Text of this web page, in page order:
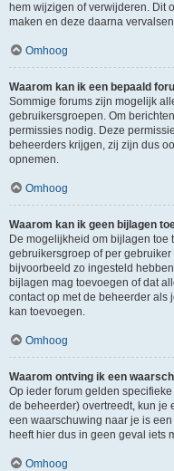
hem wijzigen of verwijderen. Dit
maken en deze daarna
Omhoog
Waarom kan ik een bepaald
Sommige forums zijn mogelijk
gebruikersgroepen. Om
permissies nodig. Deze
beheerders krijgen, zij zijn dus
opnemen.
Omhoog
Waarom kan ik geen bijlagen
De mogelijkheid om bijlagen toe
gebruikersgroep of per
bijvoorbeeld zo ingesteld
bijlagen mag toevoegen of dat
contact op met de beheerder als
kan toevoegen.
Omhoog
Waarom ontving ik een
Op ieder forum gelden
de beheerder) overtreedt, kun je
een waarschuwing naar je is
heeft hier dus in geen geval iets
Omhoog